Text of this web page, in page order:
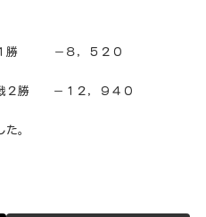
勝 －８，５２０
１２，９４０
。